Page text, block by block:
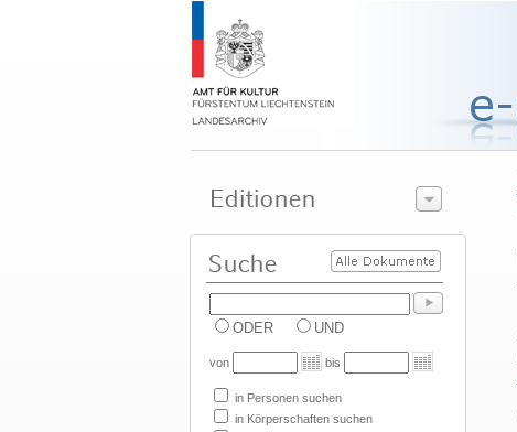
ODER UND
von bis
in Personen suchen
in Körperschaften suchen